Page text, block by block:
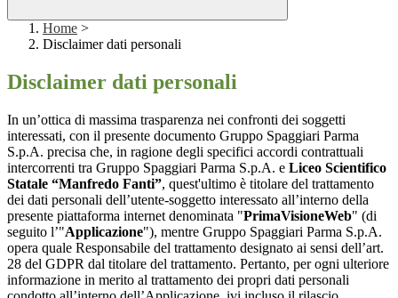
Home >
Disclaimer dati personali
Disclaimer dati personali
In un’ottica di massima trasparenza nei confronti dei soggetti
interessati, con il presente documento Gruppo Spaggiari Parma
S.p.A. precisa che, in ragione degli specifici accordi contrattuali
intercorrenti tra Gruppo Spaggiari Parma S.p.A. e Liceo Scientifico
Statale “Manfredo Fanti”, quest'ultimo è titolare del trattamento
dei dati personali dell’utente-soggetto interessato all’interno della
presente piattaforma internet denominata "PrimaVisioneWeb" (di
seguito l’"Applicazione"), mentre Gruppo Spaggiari Parma S.p.A.
opera quale Responsabile del trattamento designato ai sensi dell’art.
28 del GDPR dal titolare del trattamento. Pertanto, per ogni ulteriore
informazione in merito al trattamento dei propri dati personali